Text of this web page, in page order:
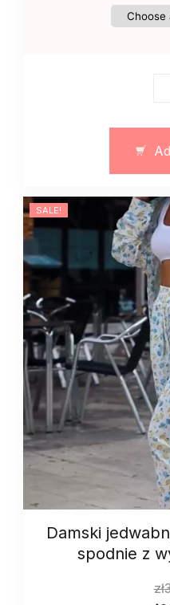
z
z
tylu
SALE!
Damski
spodnie z
zł